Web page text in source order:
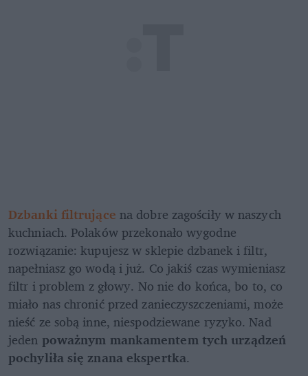
Dzbanki filtrujące na dobre zagościły w naszych
kuchniach. Polaków przekonało wygodne
rozwiązanie: kupujesz w sklepie dzbanek i filtr,
napełniasz go wodą i już. Co jakiś czas wymieniasz
filtr i problem z głowy. No nie do końca, bo to, co
miało nas chronić przed zanieczyszczeniami, może
nieść ze sobą inne, niespodziewane ryzyko. Nad
jeden poważnym mankamentem tych urządzeń
pochyliła się znana ekspertka.